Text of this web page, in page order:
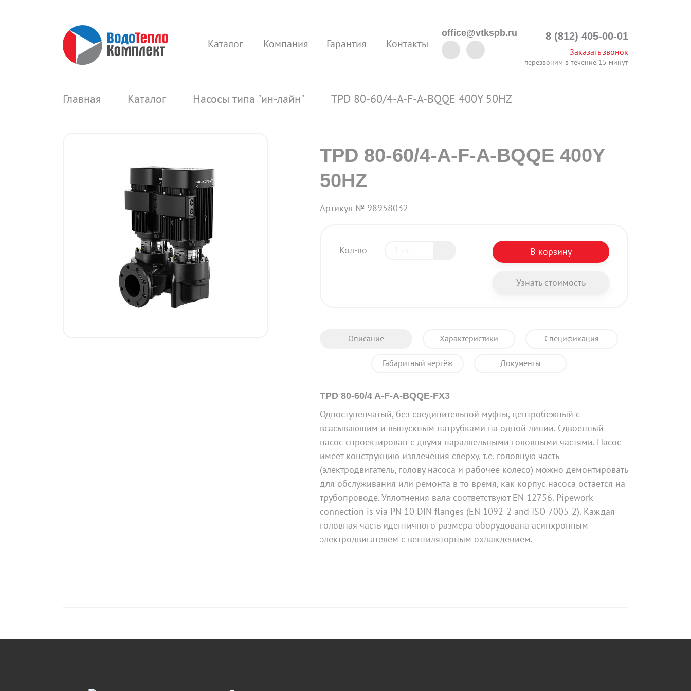
Каталог Компания Гарантия Контакты
office@vtkspb.ru 8 (812) 405-00-01
Заказать звонок
перезвоним в течение 15 минут
Главная Каталог Насосы типа "ин-лайн" TPD 80-60/4-A-F-A-BQQE 400Y 50HZ
TPD 80-60/4-A-F-A-BQQE 400Y
50HZ
Артикул № 98958032
Кол-во В корзину
Узнать стоимость
Описание Характеристики Спецификация
Габаритный чертёж Документы
TPD 80-60/4 A-F-A-BQQE-FX3
Одноступенчатый, без соединительной муфты, центробежный с
всасывающим и выпускным патрубками на одной линии. Сдвоенный
насос спроектирован с двумя параллельными головными частями. Насос
имеет конструкцию извлечения сверху, т.е. головную часть
(электродвигатель, голову насоса и рабочее колесо) можно демонтировать
для обслуживания или ремонта в то время, как корпус насоса остается на
трубопроводе. Уплотнения вала соответствуют EN 12756. Pipework
connection is via PN 10 DIN flanges (EN 1092-2 and ISO 7005-2). Каждая
головная часть идентичного размера оборудована асинхронным
электродвигателем с вентиляторным охлаждением.